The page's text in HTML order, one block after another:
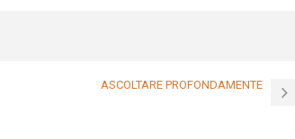
ASCOLTARE PROFONDAMENTE